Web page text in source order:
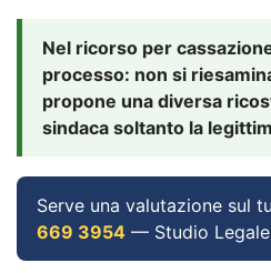
Nel ricorso per
processo: non si
propone una diversa
sindaca soltanto la
Serve una valutazione sul
669 3954 — Studio Legale